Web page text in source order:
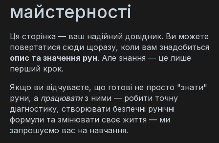
майстерності
Ця сторінка — ваш надійний довідник. Ви можете
повертатися сюди щоразу, коли вам знадобиться
опис та значення рун. Але знання — це лише
перший крок.
Якщо ви відчуваєте, що готові не просто "знати"
руни, а працюватиз ними — робити точну
діагностику, створювати безпечні рунічні
формули та змінювати своє життя — ми
запрошуємо вас на навчання.